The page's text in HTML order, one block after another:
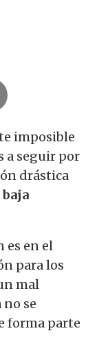
imposible
a seguir por
drástica
es en el
para los
mal
se
forma parte